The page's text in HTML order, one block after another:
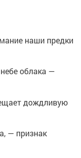
наши предки
облака —
дождливую
— признак